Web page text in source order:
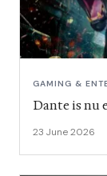
GAMING &
Dante is nu
23 June 2026